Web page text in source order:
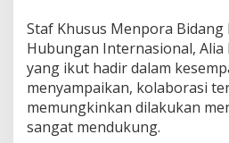
o
A
r
i
o
t
e
Staf Khusus Menpora Bidang
Hubungan Internasional,
yang ikut hadir dalam
menyampaikan, kolaborasi
memungkinkan dilakukan
sangat mendukung.